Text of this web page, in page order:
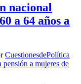
nacional
a 64 años a
CuestionesdePolítica